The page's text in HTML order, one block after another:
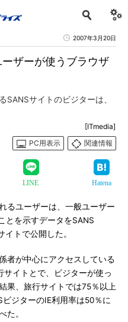
2007年3月20日
ザーが使うブラウザ
SANSサイトのビジターは、
[ITmedia]
PC用表示
関連情報
LINE Hatena
るユーザーは、一般ユーザー
とを示すデータをSANS
トで公開した。
者が中心にアクセスしている
イトとで、ビジターが使っ
果、旅行サイトでは75％以上
ジターのIE利用率は50％に
た。